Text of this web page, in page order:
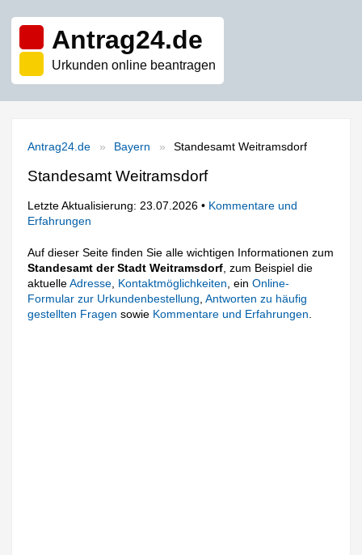
Antrag24.de
Urkunden online beantragen
Antrag24.de Bayern Standesamt Weitramsdorf
Standesamt Weitramsdorf
Letzte Aktualisierung: 23.07.2026 • Kommentare und
Erfahrungen
Auf dieser Seite finden Sie alle wichtigen Informationen zum
Standesamt der Stadt Weitramsdorf , zum Beispiel die
aktuelleAdresse Kontaktmöglichkeiten , einOnline-
Formular zur Urkundenbestellung ,Antworten zu häufig
gestellten Fragen sowie Kommentare und Erfahrungen